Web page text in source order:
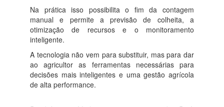
Na prática isso possibilita o fim da contagem
manual e permite a previsão de colheita, a
otimização de recursos e o monitoramento
inteligente.
A tecnologia não vem para substituir, mas para dar
ao agricultor as ferramentas necessárias para
decisões mais inteligentes e uma gestão agrícola
de alta performance.